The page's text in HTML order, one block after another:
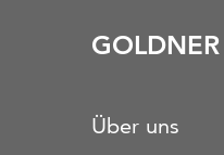
GOLDNER
Über uns